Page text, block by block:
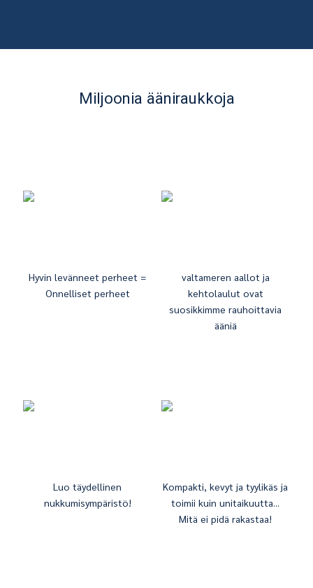
Miljoonia ääniraukkoja
Hyvin levänneet perheet =
Onnelliset perheet
valtameren aallot ja
kehtolaulut ovat
suosikkimme rauhoittavia
ääniä
Luo täydellinen
nukkumisympäristö!
Kompakti, kevyt ja tyylikäs ja
toimii kuin unitaikuutta...
Mitä ei pidä rakastaa!